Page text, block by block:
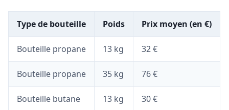
Type de bouteille Poids Prix moyen (en €)
Bouteille propane 13 kg 32 €
Bouteille propane 35 kg 76 €
Bouteille butane 13 kg 30 €